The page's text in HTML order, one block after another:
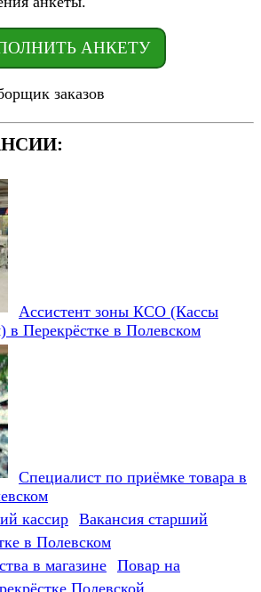
АНКЕТУ
Ассистент зоны КСО (Кассы
в Перекрёстке в Полевском
Специалист по приёмке товара в
Вакансия старший
в Полевском
Повар на
Полевской